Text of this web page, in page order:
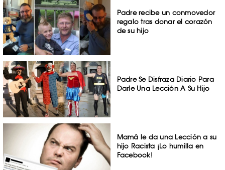
Padre recibe un conmovedor
regalo tras donar el corazón
de su hijo
Padre Se Disfraza Diario Para
Darle Una Lección A Su Hijo
Mamá le da una Lección a su
hijo Racista ¡Lo humilla en
Facebook!